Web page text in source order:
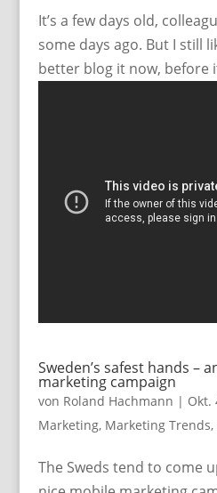
It’s a few days old,
some days ago. But I still
better blog it now, before
Sweden’s safest hands –
marketing campaign
von Roland Hachmann | Okt.
Marketing, Marketing Trends,
The Sweds tend to come